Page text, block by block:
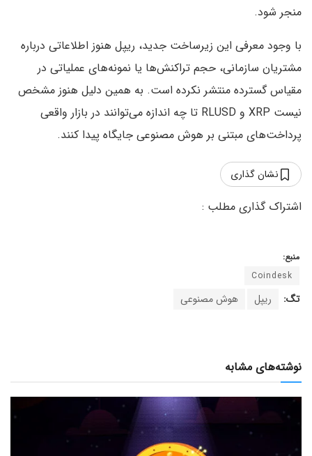
منجر شود.
با وجود معرفی این زیرساخت جدید، ریپل هنوز اطلاعاتی درباره
مشتریان سازمانی، حجم تراکنش‌ها یا نمونه‌های عملیاتی در
مقیاس گسترده منتشر نکرده است. به همین دلیل هنوز مشخص
نیست XRP و RLUSD تا چه اندازه می‌توانند در بازار واقعی
پرداخت‌های مبتنی بر هوش مصنوعی جایگاه پیدا کنند.
نشان گذاری
منبع:
Coindesk
تگ: ریپل هوش مصنوعی
نوشته‌های مشابه